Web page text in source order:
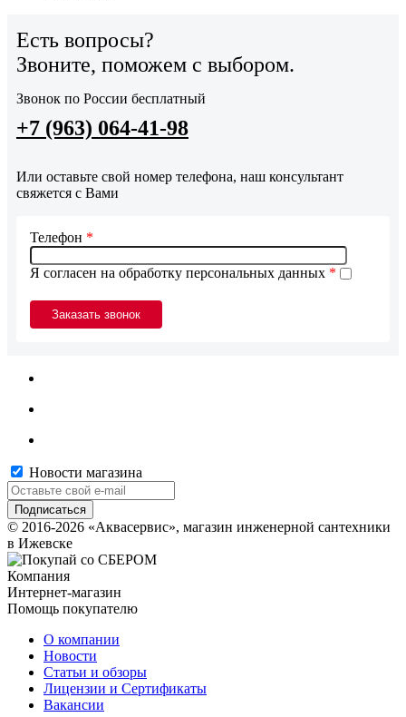
Есть вопросы?
Звоните, поможем с выбором.
Звонок по России бесплатный
+7 (963) 064-41-98
Или оставьте свой номер телефона, наш консультант
свяжется с Вами
Я согласен на обработку персональных данных *
Телефон *
Новости магазина
© 2016-2026 «Аквасервис», магазин инженерной сантехники
в Ижевске
Компания
Интернет-магазин
Помощь покупателю
О компании
Новости
Статьи и обзоры
Лицензии и Сертификаты
Вакансии